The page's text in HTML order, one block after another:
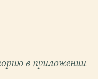
в приложении